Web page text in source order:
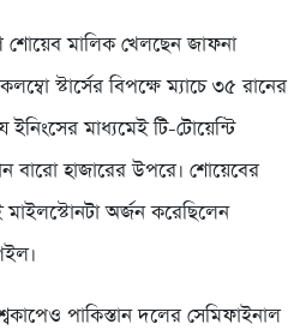
শোয়েব মালিক খেলছেন জাফনা
স্টার্সের বিপক্ষে ম্যাচে ৩৫ রানের
মাধ্যমেই টি-টোয়েন্টি
বারো হাজারের উপরে। শোয়েবের
অর্জন করেছিলেন
পাকিস্তান দলের সেমিফাইনাল